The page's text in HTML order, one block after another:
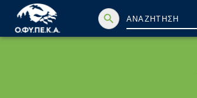
Search
for:
Search Button